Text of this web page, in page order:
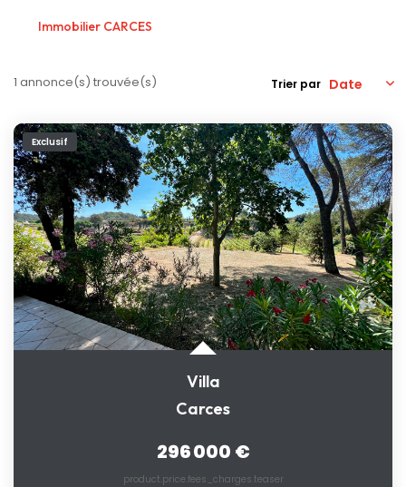
Immobilier CARCES
1 annonce(s) trouvée(s) Trier par
Exclusif
Villa
Carces
296 000 €
product.price.fees_charges.teaser